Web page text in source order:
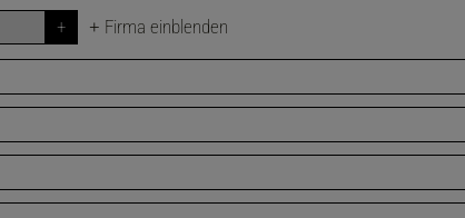
+ Firma einblenden